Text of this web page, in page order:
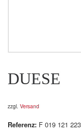
DUESE
zzgl. Versand
Referenz: F 019 121 223